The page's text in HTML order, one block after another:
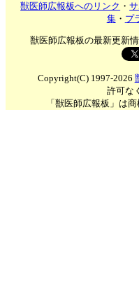
獣医師広報板へのリンク ・
集・ プ
獣医師広報板の最新更新
Copyright(C) 1997-2026
許可な
「獣医師広報板」は